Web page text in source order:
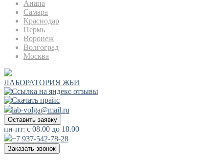
Анапа
Самара
Краснодар
Пермь
Воронеж
Волгоград
Москва
ЛАБОРАТОРИЯ ЖБИ
lab-volga@mail.ru
Оставить заявку
пн-пт: с 08.00 до 18.00
+7 937-542-78-28
Заказать звонок